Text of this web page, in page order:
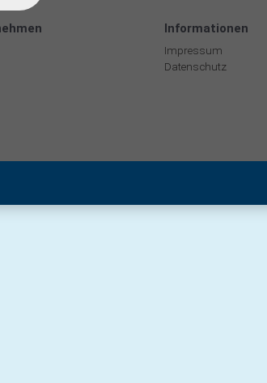
Informationen
Impressum
Datenschutz